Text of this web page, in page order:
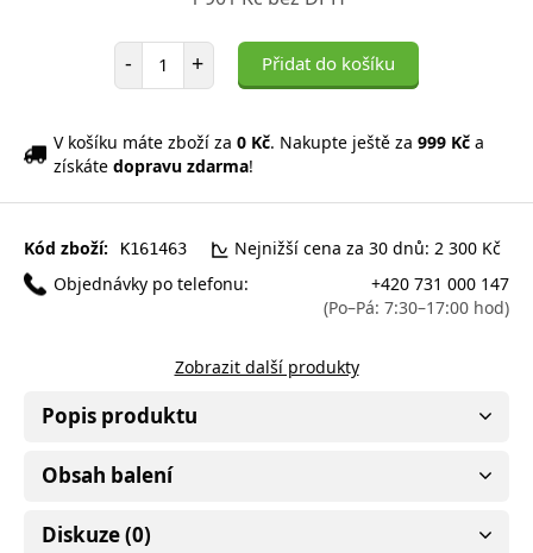
- Počet položek
+ Přidat do košíku
V košíku máte zboží za 0 Kč. Nakupte ještě za 999 Kč a
získáte dopravu zdarma!
Kód zboží: K161463
Nejnižší cena za 30 dnů: 2 300 Kč
Objednávky po telefonu:
+420 731 000 147
(Po–Pá: 7:30–17:00 hod)
Zobrazit další produkty
Popis produktu
Obsah balení
Diskuze (0)